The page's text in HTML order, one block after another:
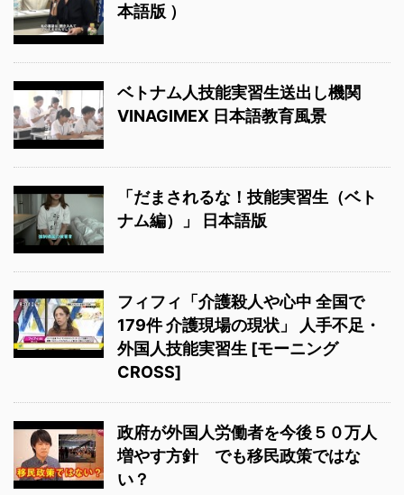
本語版 ）
ベトナム人技能実習生送出し機関
VINAGIMEX 日本語教育風景
「だまされるな！技能実習生（ベト
ナム編）」 日本語版
フィフィ「介護殺人や心中 全国で
179件 介護現場の現状」 人手不足・
外国人技能実習生 [モーニング
CROSS]
政府が外国人労働者を今後５０万人
増やす方針 でも移民政策ではな
い？